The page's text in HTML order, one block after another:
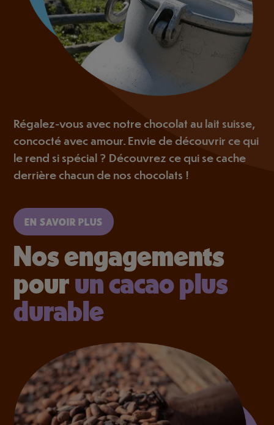
Régalez-vous avec notre chocolat au lait suisse,
concocté avec amour. Envie de découvrir ce qui
le rend si spécial ? Découvrez ce qui se cache
derrière chacun de nos chocolats !
EN SAVOIR PLUS
Nos engagements
pourun cacao plus
durable